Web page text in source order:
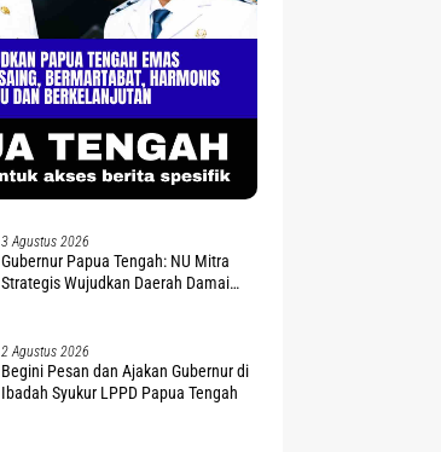
3 Agustus 2026
Gubernur Papua Tengah: NU Mitra
Strategis Wujudkan Daerah Damai
2 Agustus 2026
Begini Pesan dan Ajakan Gubernur di
Ibadah Syukur LPPD Papua Tengah